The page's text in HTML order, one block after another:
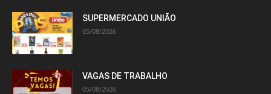
SUPERMERCADO UNIÃO
05/08/2026
VAGAS DE TRABALHO
05/08/2026